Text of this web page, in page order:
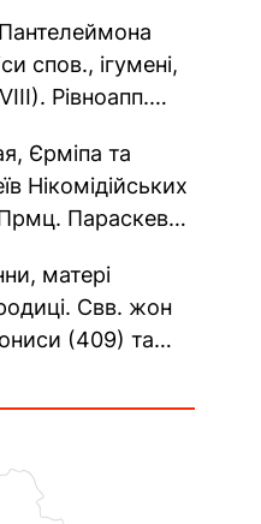
спов., ігумені,
Рівноапп.
Єрміпа та
Нікомідійських
Параскеви
матері
Свв. жон
(409) та